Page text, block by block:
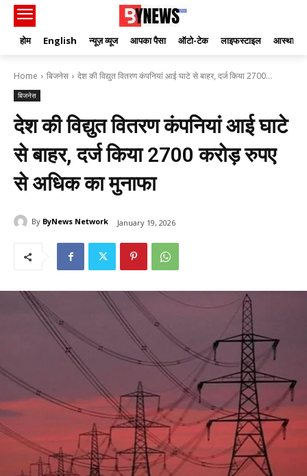
होम English न्यूज़ व्यूज आपका पैसा ऑटो-टेक लाइफस्टाइल आस्था
Home बिजनेस देश की विद्युत वितरण कंपनियां आई घाटे से बाहर, दर्ज किया 2700...
बिजनेस
देश की विद्युत वितरण कंपनियां आई घाटे
से बाहर, दर्ज किया 2700 करोड़ रुपए
से अधिक का मुनाफा
By ByNews Network January 19, 2026